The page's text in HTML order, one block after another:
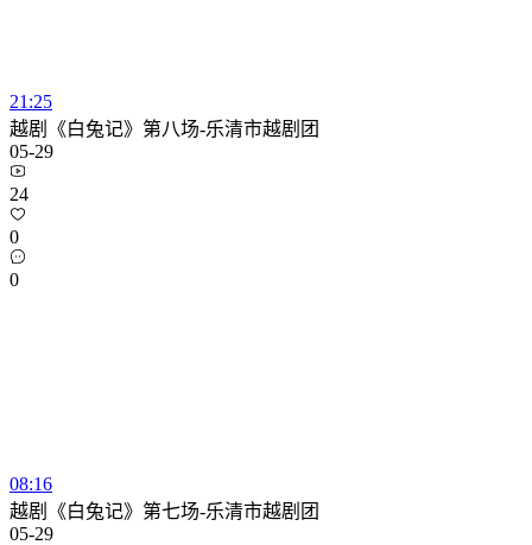
21:25
越剧《白兔记》第八场-乐清市越剧团
05-29
24
0
0
08:16
越剧《白兔记》第七场-乐清市越剧团
05-29